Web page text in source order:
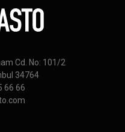
Cd. No: 101/2
34764
66 66